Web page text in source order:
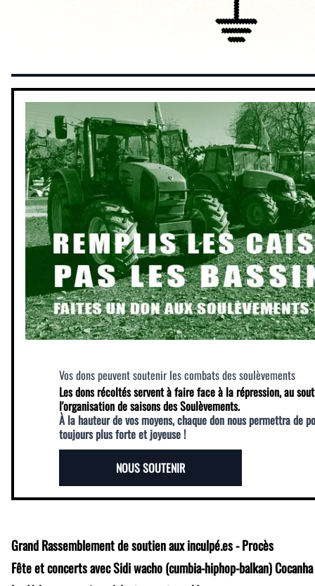
Vos dons peuvent soutenir les combats des soulèvements
Les dons récoltés servent à faire face à la répression, au
l'organisation de saisons des Soulèvements.
À la hauteur de vos moyens, chaque don nous permettra de
toujours plus forte et joyeuse !
NOUS SOUTENIR
Grand Rassemblement de soutien aux inculpé.es - Procès
Fête et concerts avec Sidi wacho (cumbia-hiphop-balkan)